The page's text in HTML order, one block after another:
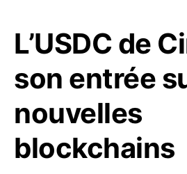
L’USDC de
son entrée
nouvelles
blockchains